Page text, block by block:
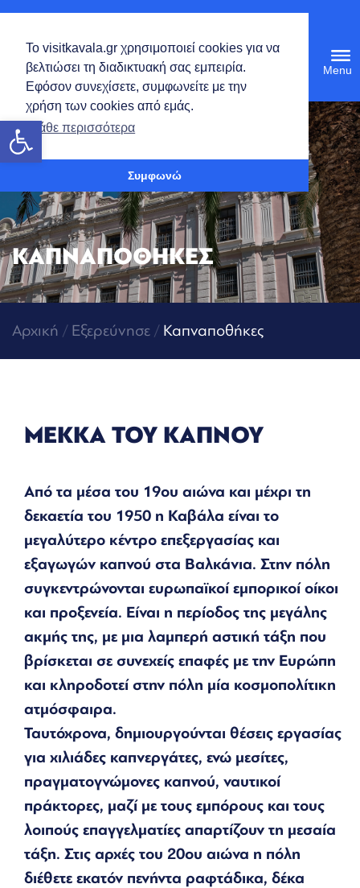
Το visitkavala.gr χρησιμοποιεί cookies για να
βελτιώσει τη διαδικτυακή σας εμπειρία.
Εφόσον συνεχίσετε, συμφωνείτε με την
χρήση των cookies από εμάς.
Μάθε περισσότερα
Συμφωνώ
Ανοίξτε τη γραμμή εργαλείων
ΚΑΠΝΑΠΟΘΗΚΕΣ
Αρχική / Εξερεύνησε / Καπναποθήκες
ΜΕΚΚΑ ΤΟΥ ΚΑΠΝΟΥ
Από τα μέσα του 19ου αιώνα και μέχρι τη
δεκαετία του 1950 η Καβάλα είναι το
μεγαλύτερο κέντρο επεξεργασίας και
εξαγωγών καπνού στα Βαλκάνια. Στην πόλη
συγκεντρώνονται ευρωπαϊκοί εμπορικοί οίκοι
και προξενεία. Είναι η περίοδος της μεγάλης
ακμής της, με μια λαμπερή αστική τάξη που
βρίσκεται σε συνεχείς επαφές με την Ευρώπη
και κληροδοτεί στην πόλη μία κοσμοπολίτικη
ατμόσφαιρα.
Ταυτόχρονα, δημιουργούνται θέσεις εργασίας
για χιλιάδες καπνεργάτες, ενώ μεσίτες,
πραγματογνώμονες καπνού, ναυτικοί
πράκτορες, μαζί με τους εμπόρους και τους
λοιπούς επαγγελματίες απαρτίζουν τη μεσαία
τάξη. Στις αρχές του 20ου αιώνα η πόλη
διέθετε εκατόν πενήντα ραφτάδικα, δέκα